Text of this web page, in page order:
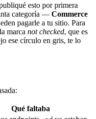
esto por primera
categoría — Commerce
pagarle a tu sitio. Para
marca not checked, que es
ese círculo en gris, te lo
Qué faltaba